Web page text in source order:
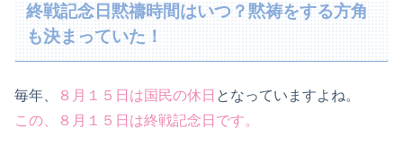
終戦記念日黙禱時間はいつ？黙祷をする方角
も決まっていた！
毎年、 ８月１５日は国民の休日 となっていますよね。
この、８月１５日は終戦記念日です。